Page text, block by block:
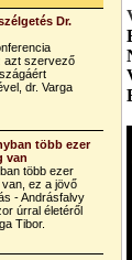
Dr.
azt szervező
dr. Varga
több ezer
van
több ezer
ez a jövő
- Andrásfalvy
úrral életéről
Tibor.